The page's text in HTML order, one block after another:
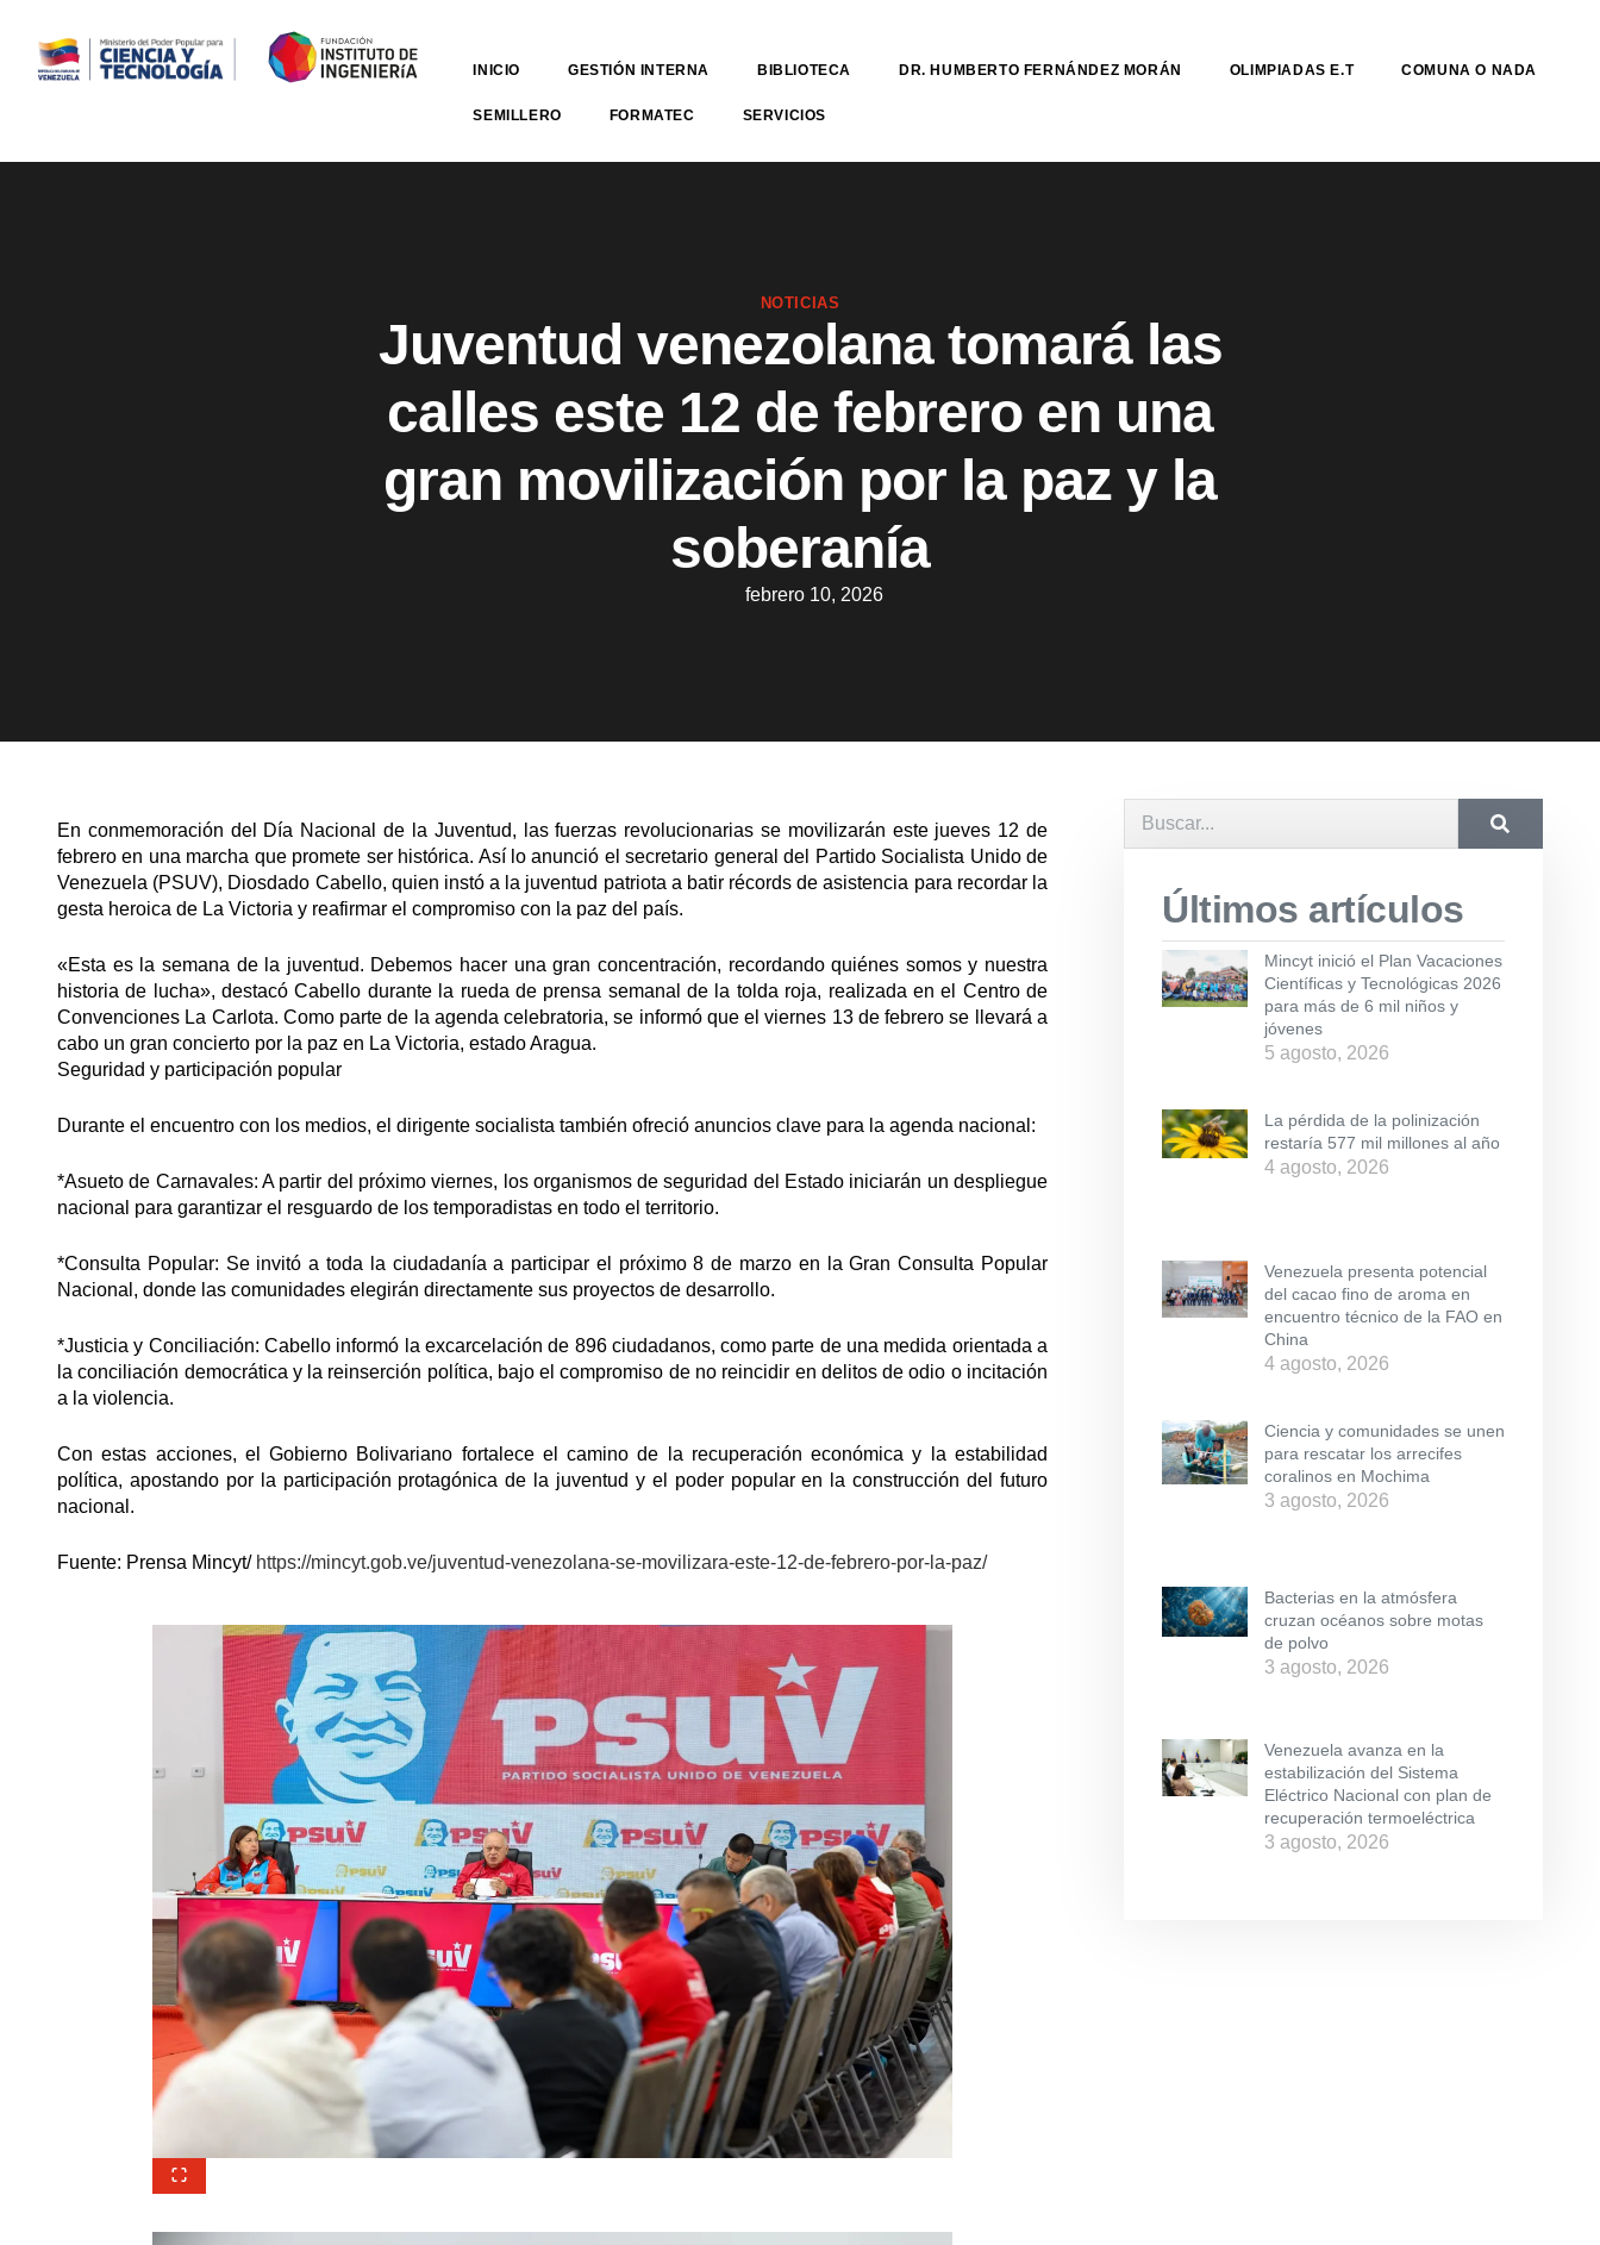
INICIO GESTIÓN INTERNA BIBLIOTECA DR. HUMBERTO FERNÁNDEZ MORÁN OLIMPIADAS E.T COMUNA O NADA
SEMILLERO FORMATEC SERVICIOS
NOTICIAS
Juventud venezolana tomará las
calles este 12 de febrero en una
gran movilización por la paz y la
soberanía
febrero 10, 2026
En conmemoración del Día Nacional de la Juventud, las fuerzas revolucionarias se movilizarán este jueves 12 de
febrero en una marcha que promete ser histórica. Así lo anunció el secretario general del Partido Socialista Unido de
Venezuela (PSUV), Diosdado Cabello, quien instó a la juventud patriota a batir récords de asistencia para recordar la
gesta heroica de La Victoria y reafirmar el compromiso con la paz del país.
«Esta es la semana de la juventud. Debemos hacer una gran concentración, recordando quiénes somos y nuestra
historia de lucha», destacó Cabello durante la rueda de prensa semanal de la tolda roja, realizada en el Centro de
Convenciones La Carlota. Como parte de la agenda celebratoria, se informó que el viernes 13 de febrero se llevará a
cabo un gran concierto por la paz en La Victoria, estado Aragua.
Seguridad y participación popular
Durante el encuentro con los medios, el dirigente socialista también ofreció anuncios clave para la agenda nacional:
*Asueto de Carnavales: A partir del próximo viernes, los organismos de seguridad del Estado iniciarán un despliegue
nacional para garantizar el resguardo de los temporadistas en todo el territorio.
*Consulta Popular: Se invitó a toda la ciudadanía a participar el próximo 8 de marzo en la Gran Consulta Popular
Nacional, donde las comunidades elegirán directamente sus proyectos de desarrollo.
*Justicia y Conciliación: Cabello informó la excarcelación de 896 ciudadanos, como parte de una medida orientada a
la conciliación democrática y la reinserción política, bajo el compromiso de no reincidir en delitos de odio o incitación
a la violencia.
Con estas acciones, el Gobierno Bolivariano fortalece el camino de la recuperación económica y la estabilidad
política, apostando por la participación protagónica de la juventud y el poder popular en la construcción del futuro
nacional.
Fuente: Prensa Mincyt/ https://mincyt.gob.ve/juventud-venezolana-se-movilizara-este-12-de-febrero-por-la-paz/
Últimos artículos
Mincyt inició el Plan Vacaciones
Científicas y Tecnológicas 2026
para más de 6 mil niños y
jóvenes
5 agosto, 2026
La pérdida de la polinización
restaría 577 mil millones al año
4 agosto, 2026
Venezuela presenta potencial
del cacao fino de aroma en
encuentro técnico de la FAO en
China
4 agosto, 2026
Ciencia y comunidades se unen
para rescatar los arrecifes
coralinos en Mochima
3 agosto, 2026
Bacterias en la atmósfera
cruzan océanos sobre motas
de polvo
3 agosto, 2026
Venezuela avanza en la
estabilización del Sistema
Eléctrico Nacional con plan de
recuperación termoeléctrica
3 agosto, 2026